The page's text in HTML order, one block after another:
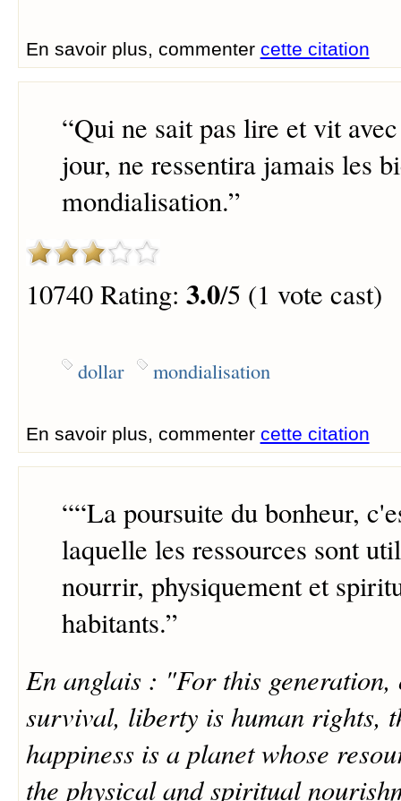
En savoir plus, commenter cette citation
“Qui ne sait pas lire et vit
jour, ne ressentira jamais les
mondialisation.”
10740 Rating: 3.0/5 (1 vote cast)
dollar mondialisation
En savoir plus, commenter cette citation
““La poursuite du bonheur,
laquelle les ressources sont
nourrir, physiquement et
habitants.”
En anglais : "For this
survival, liberty is human rights,
happiness is a planet whose
the physical and spiritual